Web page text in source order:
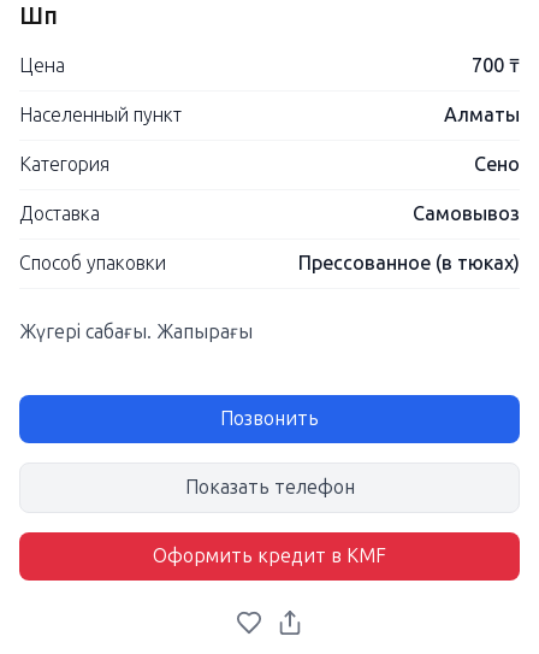
Шөп
Цена 700 ₸
Населенный пункт Алматы
Категория Сено
Доставка Самовывоз
Способ упаковки Прессованное (в тюках)
Жүгері сабағы. Жапырағы
Позвонить
Показать телефон
Оформить кредит в KMF